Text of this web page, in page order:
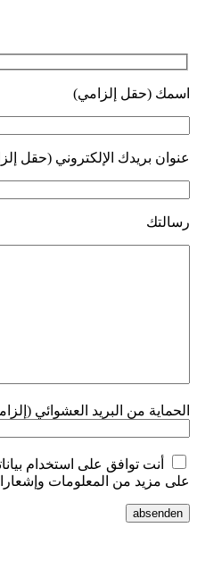
اسمك (حقل إلزامي)
عنوان بريدك الإلكتروني (حقل
رسالتك
الحماية من البريد العشوائي
أنت توافق على استخدام
على مزيد من المعلومات
absenden